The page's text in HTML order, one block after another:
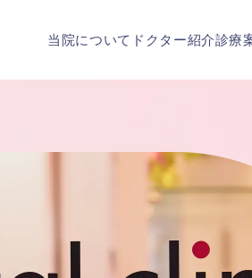
当院について ドクター紹介診療